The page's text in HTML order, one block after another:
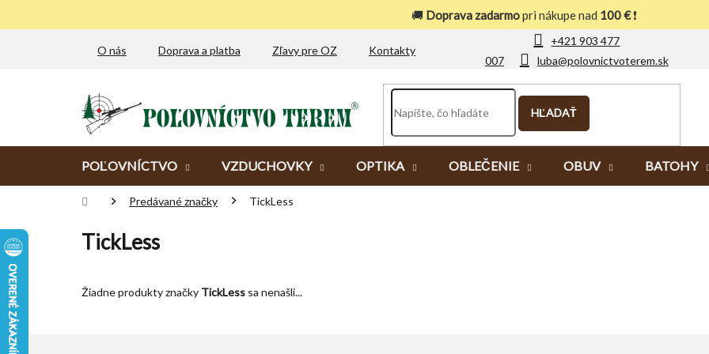
🚚 Doprava zadarmopri nákupe nad 100 €❗
+421 903 477
007
luba@polovnictvoterem.sk
O nás Doprava a platba Zľavy pre OZ Kontakty
HĽADAŤ
POĽOVNÍCTVO VZDUCHOVKY OPTIKA OBLEČENIE OBUV BATOHY
DomovPredávané značky TickLess
TickLess
Žiadne produkty značky TickLess sa nenašli...